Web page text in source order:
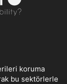
koruma
bu sektörlerle